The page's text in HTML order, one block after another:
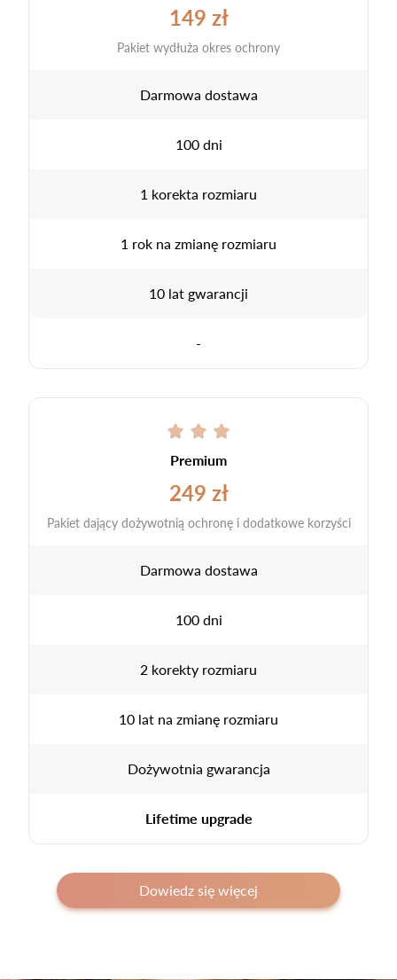
149 zł
Pakiet wydłuża okres ochrony
Darmowa dostawa
100 dni
1 korekta rozmiaru
1 rok na zmianę rozmiaru
10 lat gwarancji
-
Premium
249 zł
Pakiet dający dożywotnią ochronę i dodatkowe korzyści
Darmowa dostawa
100 dni
2 korekty rozmiaru
10 lat na zmianę rozmiaru
Dożywotnia gwarancja
Lifetime upgrade
Dowiedz się więcej